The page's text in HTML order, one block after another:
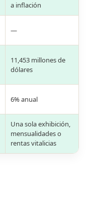
a inflación
—
11,453 millones de
dólares
6% anual
Una sola exhibición,
mensualidades o
rentas vitalicias